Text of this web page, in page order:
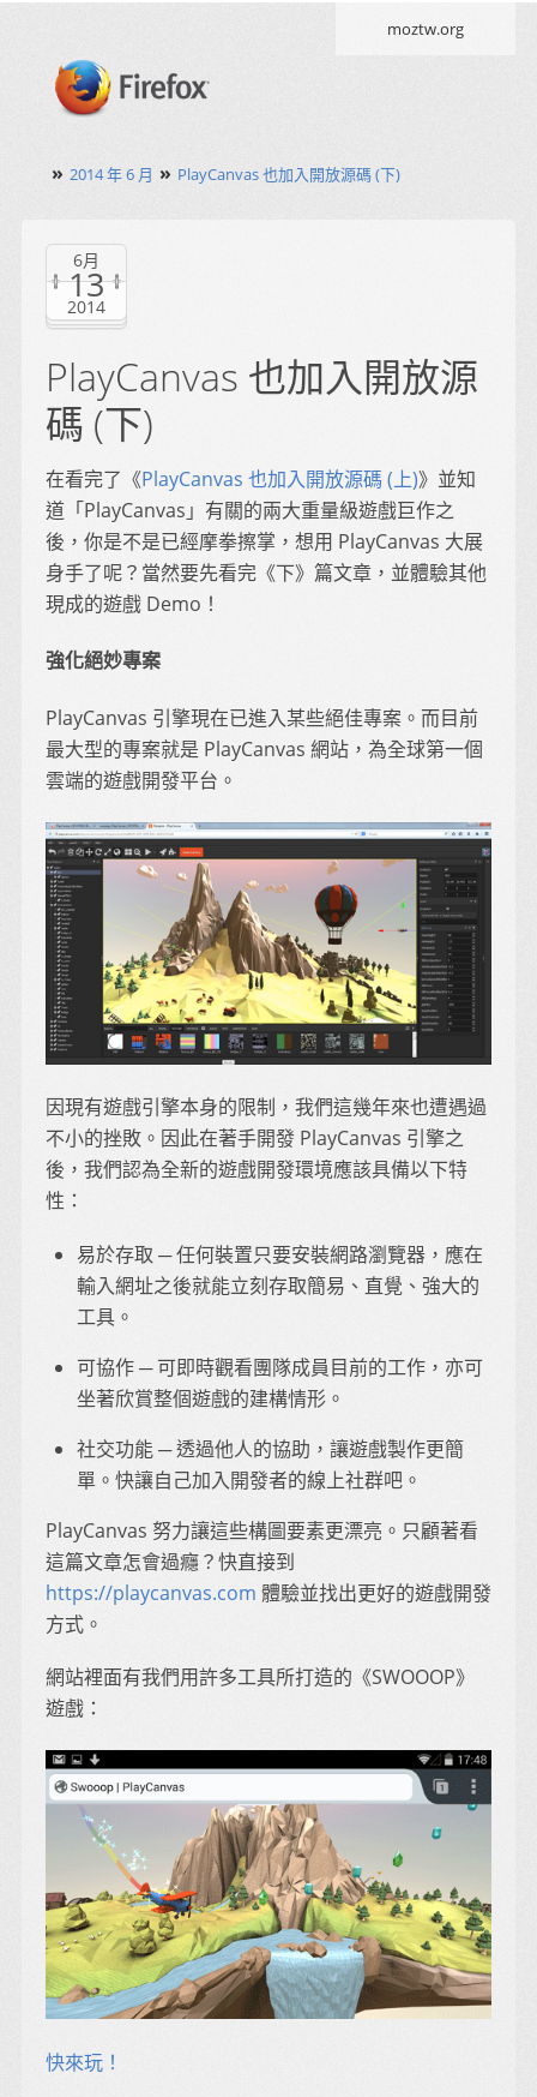
moztw.org
» 2014 年 6 月 » PlayCanvas 也加入開放源碼 (下)
6月
13
2014
PlayCanvas 也加入開放源
碼 (下)
在看完了《PlayCanvas 也加入開放源碼 (上)》並知
道「PlayCanvas」有關的兩大重量級遊戲巨作之
後，你是不是已經摩拳擦掌，想用 PlayCanvas 大展
身手了呢？當然要先看完《下》篇文章，並體驗其他
現成的遊戲 Demo！
強化絕妙專案
PlayCanvas 引擎現在已進入某些絕佳專案。而目前
最大型的專案就是 PlayCanvas 網站，為全球第一個
雲端的遊戲開發平台。
因現有遊戲引擎本身的限制，我們這幾年來也遭遇過
不小的挫敗。因此在著手開發 PlayCanvas 引擎之
後，我們認為全新的遊戲開發環境應該具備以下特
性：
易於存取 ─ 任何裝置只要安裝網路瀏覽器，應在
輸入網址之後就能立刻存取簡易、直覺、強大的
工具。
可協作 ─ 可即時觀看團隊成員目前的工作，亦可
坐著欣賞整個遊戲的建構情形。
社交功能 ─ 透過他人的協助，讓遊戲製作更簡
單。快讓自己加入開發者的線上社群吧。
PlayCanvas 努力讓這些構圖要素更漂亮。只顧著看
這篇文章怎會過癮？快直接到
https://playcanvas.com 體驗並找出更好的遊戲開發
方式。
網站裡面有我們用許多工具所打造的《SWOOOP》
遊戲：
快來玩！